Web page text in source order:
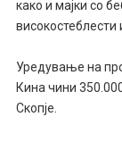
како и мајки со
високостеблести
Уредување на
Кина чини
Скопје.